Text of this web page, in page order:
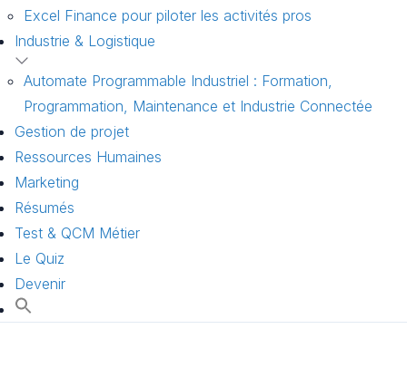
Excel Finance pour piloter les activités pros
Industrie & Logistique
Automate Programmable Industriel : Formation,
Programmation, Maintenance et Industrie Connectée
Gestion de projet
Ressources Humaines
Marketing
Résumés
Test & QCM Métier
Le Quiz
Devenir